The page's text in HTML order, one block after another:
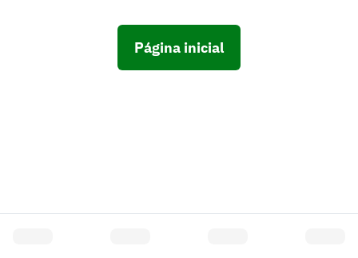
Página inicial